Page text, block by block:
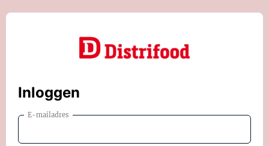
Inloggen
E-mailadres